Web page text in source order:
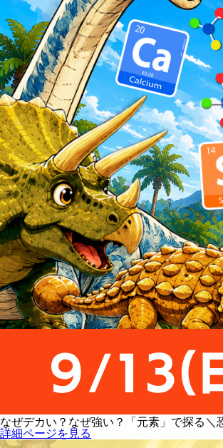
なぜデカい？なぜ強い？「元素」で探る
詳細ページを見る